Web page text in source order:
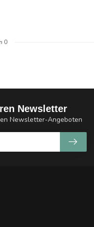
0
Newsletter
Newsletter-Angeboten